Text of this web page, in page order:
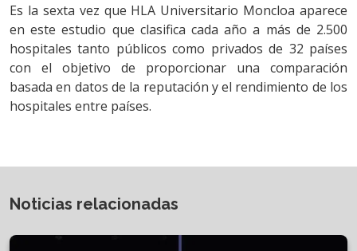
Es la sexta vez que HLA Universitario Moncloa aparece
en este estudio que clasifica cada año a más de 2.500
hospitales tanto públicos como privados de 32 países
con el objetivo de proporcionar una comparación
basada en datos de la reputación y el rendimiento de los
hospitales entre países.
Noticias relacionadas